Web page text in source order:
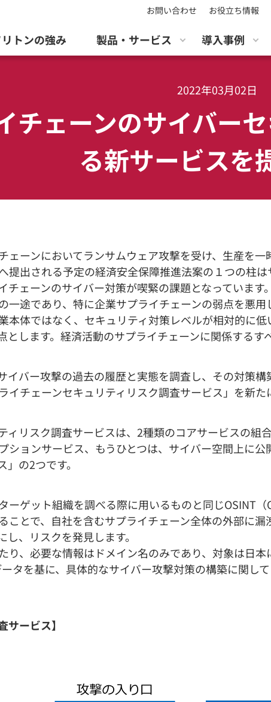
お問い合わせ お役立ち情報
リトンの強み 製品・サービス 導入事例
2022年03月02日
チェーンのサイバー
る新サービスを
ーンにおいてランサムウェア攻撃を受け、生産を一
出される予定の経済安全保障推進法案の１つの柱
ェーンのサイバー対策が喫緊の課題となっています。
途であり、特に企業サプライチェーンの弱点を悪
本体ではなく、セキュリティ対策レベルが相対的に
とします。経済活動のサプライチェーンに関係する
バー攻撃の過去の履歴と実態を調査し、その対策
チェーンセキュリティリスク調査サービス」を新た
リスク調査サービスは、2種類のコアサービスの組
ションサービス、もうひとつは、サイバー空間上に
の2つです。
ーゲット組織を調べる際に用いるものと同じOSINT
ことで、自社を含むサプライチェーン全体の外部に
、リスクを発見します。
、必要な情報はドメイン名のみであり、対象は日
タを基に、具体的なサイバー攻撃対策の構築に関し
サービス】